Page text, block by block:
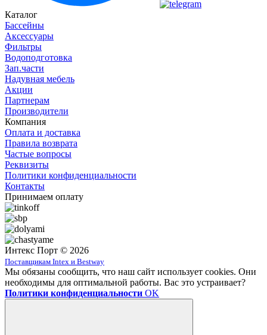
Каталог
Бассейны
Аксессуары
Фильтры
Водоподготовка
Зап.части
Надувная мебель
Акции
Партнерам
Производители
Компания
Оплата и доставка
Правила возврата
Частые вопросы
Реквизиты
Политики конфиденциальности
Контакты
Принимаем оплату
Интекс Порт © 2026
Поставщикам Intex и Bestway
Мы обязаны сообщить, что наш сайт использует cookies. Они
необходимы для оптимальной работы. Вас это устраивает?
Политики конфиденциальности OK